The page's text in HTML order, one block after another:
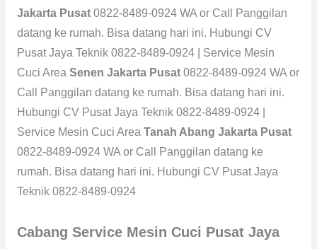
Jakarta Pusat 0822-8489-0924 WA or Call Panggilan
datang ke rumah. Bisa datang hari ini. Hubungi CV
Pusat Jaya Teknik 0822-8489-0924 | Service Mesin
Cuci Area Senen Jakarta Pusat 0822-8489-0924 WA or
Call Panggilan datang ke rumah. Bisa datang hari ini.
Hubungi CV Pusat Jaya Teknik 0822-8489-0924 |
Service Mesin Cuci Area Tanah Abang Jakarta Pusat
0822-8489-0924 WA or Call Panggilan datang ke
rumah. Bisa datang hari ini. Hubungi CV Pusat Jaya
Teknik 0822-8489-0924
Cabang Service Mesin Cuci Pusat Jaya